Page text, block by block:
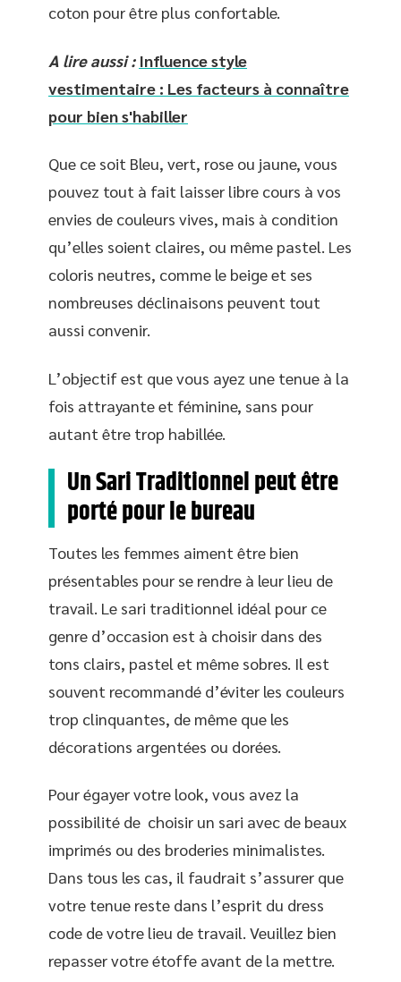
coton pour être plus confortable.
A lire aussi : Influence style
vestimentaire : Les facteurs à connaître
pour bien s'habiller
Que ce soit Bleu, vert, rose ou jaune, vous
pouvez tout à fait laisser libre cours à vos
envies de couleurs vives, mais à condition
qu’elles soient claires, ou même pastel. Les
coloris neutres, comme le beige et ses
nombreuses déclinaisons peuvent tout
aussi convenir.
L’objectif est que vous ayez une tenue à la
fois attrayante et féminine, sans pour
autant être trop habillée.
Un Sari Traditionnel peut être
porté pour le bureau
Toutes les femmes aiment être bien
présentables pour se rendre à leur lieu de
travail. Le sari traditionnel idéal pour ce
genre d’occasion est à choisir dans des
tons clairs, pastel et même sobres. Il est
souvent recommandé d’éviter les couleurs
trop clinquantes, de même que les
décorations argentées ou dorées.
Pour égayer votre look, vous avez la
possibilité de choisir un sari avec de beaux
imprimés ou des broderies minimalistes.
Dans tous les cas, il faudrait s’assurer que
votre tenue reste dans l’esprit du dress
code de votre lieu de travail. Veuillez bien
repasser votre étoffe avant de la mettre.